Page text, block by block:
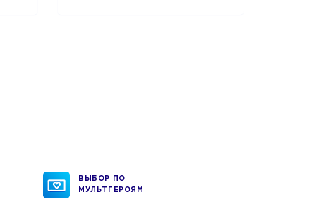
ВЫБОР ПО
МУЛЬТГЕРОЯМ